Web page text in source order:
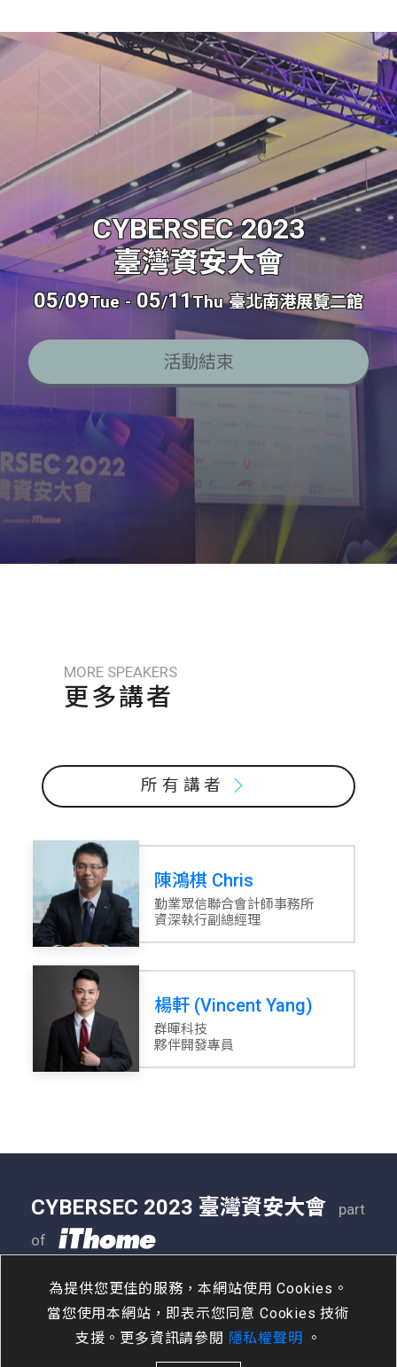
CYBERSEC 2023
臺灣資安大會
05/09Tue - 05/11Thu 臺北南港展覽二館
活動結束
MORE SPEAKERS
更多講者
所有講者
陳鴻棋 Chris
勤業眾信聯合會計師事務所
資深執行副總經理
楊軒 (Vincent Yang)
群暉科技
夥伴開發專員
為提供您更佳的服務，本網站使用 Cookies。
當您使用本網站，即表示您同意 Cookies 技術
支援。更多資訊請參閱 隱私權聲明 。
CYBERSEC 2023 臺灣資安大會
part
of